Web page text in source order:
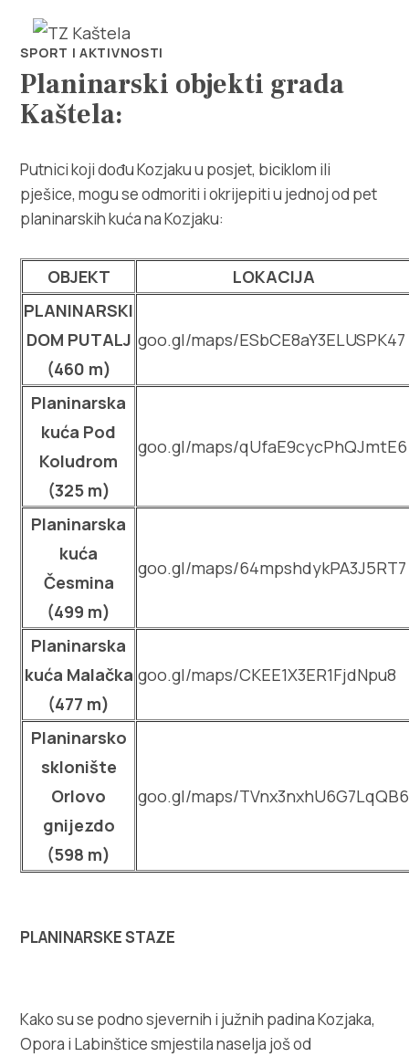
Istraži
Destinacija
Što raditi
Info
Multimedija
Turistički ured
Safe in Dalmatia
hr
Villa Nika, Kamberovo šetalište 30, 21216 Kaštel Stari,
SPORT I AKTIVNOSTI
Planinarski objekti grada
Kaštela:
Putnici koji dođu Kozjaku u posjet, biciklom ili
pješice, mogu se odmoriti i okrijepiti u jednoj od pet
planinarskih kuća na Kozjaku:
OBJEKT
LOKACIJA
PLANINARSKI
DOM PUTALJ
(460 m)
goo.gl/maps/ESbCE8aY3ELUSPK47
Planinarska
kuća Pod
Koludrom
(325 m)
goo.gl/maps/qUfaE9cycPhQJmtE6
Planinarska
kuća
Česmina
(499 m)
goo.gl/maps/64mpshdykPA3J5RT7
Planinarska
kuća Malačka
(477 m)
goo.gl/maps/CKEE1X3ER1FjdNpu8
Planinarsko
sklonište
Orlovo
gnijezdo
(598 m)
goo.gl/maps/TVnx3nxhU6G7LqQB6
PLANINARSKE STAZE
Kako su se podno sjevernih i južnih padina Kozjaka,
Opora i Labinštice smjestila naselja još od